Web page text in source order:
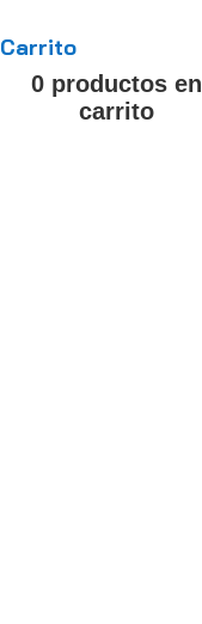
Carrito
0 productos en
carrito